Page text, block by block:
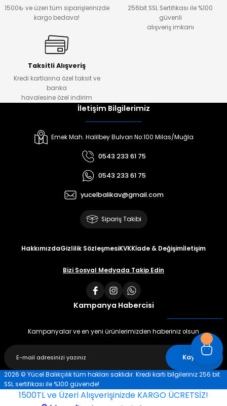
1500₺ ve üzeri tüm siparişlerinizde
kargo bedava!
256bit SSL Sertifikası ile %100
güvenli
alışveriş imkanı
Taksitli Alışveriş
Kredi kartlarına özel taksit ve
banka
havalesine özel indirim
İletişim Bilgilerimiz
Emek Mah. Halilbey Bulvarı No:100 Milas/Muğla
0543 233 61 75
0543 233 61 75
yucelbalikav@gmail.com
Sipariş Takibi
HakkımızdaGizlilik SözleşmesiKVKKİade & Değişimİletişim
Bizi Sosyal Medyada Takip Edin
Kampanya Habercisi
Kampanyalar ve en yeni ürünlerimizden haberiniz olsun
Kaydet
2026 © Yücel Balıkçılık tüm hakları saklıdır. Kredi kartı bilgileriniz 256 bit
SSL sertifikası ile %100 güvende!
1500TL ve Üzeri Alışverişinizde KARGO ÜCRETSİZ!